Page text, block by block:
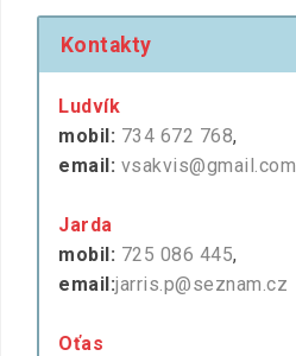
Kontakty
Ludvík
mobil: 734 672 768,
email: vsakvis@gmail.com
Jarda
mobil: 725 086 445,
email:jarris.p@seznam.cz
Oťas